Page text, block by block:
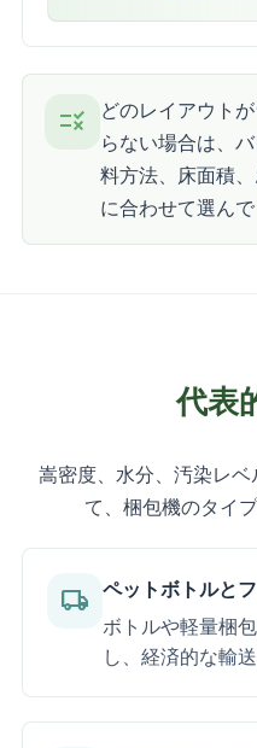
rule
どのレイアウト
らない場合は、
料方法、床面積
に合わせて選ん
代表
嵩密度、水分、汚染レ
て、梱包機のタイ
local_shipping ペットボトルと
ボトルや軽量梱
し、経済的な輸